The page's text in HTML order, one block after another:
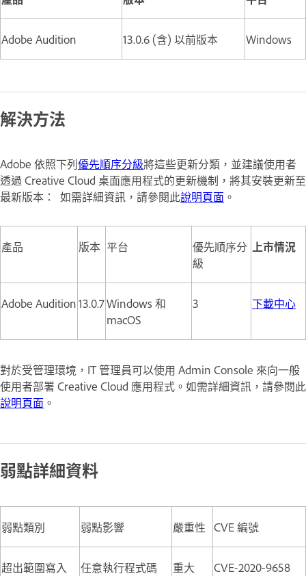
Adobe Audition 13.0.6 (含) 以前版本 Windows
解決方法
Adobe 依照下列優先順序分級將這些更新分類，並建議使用者
透過 Creative Cloud 桌面應用程式的更新機制，將其安裝更新至
最新版本： 如需詳細資訊，請參閱此說明頁面 。
產品 版本 平台
優先順序分
級
上市情況
Adobe Audition13.0.7Windows 和
macOS
3 下載中心
對於受管理環境，IT 管理員可以使用 Admin Console 來向一般
使用者部署 Creative Cloud 應用程式。如需詳細資訊，請參閱此
說明頁面 。
弱點詳細資料
弱點類別 弱點影響 嚴重性 CVE 編號
超出範圍寫入 任意執行程式碼 重大
CVE-2020-9658